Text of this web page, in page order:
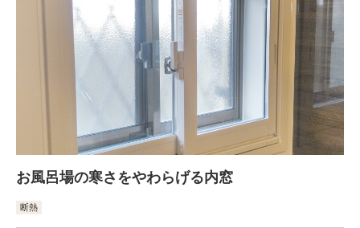
お風呂場の寒さをやわらげる内窓
断熱